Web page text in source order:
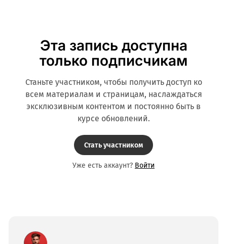
Эта запись доступна
только подписчикам
Станьте участником, чтобы получить доступ ко
всем материалам и страницам, наслаждаться
эксклюзивным контентом и постоянно быть в
курсе обновлений.
Стать участником
Уже есть аккаунт? Войти